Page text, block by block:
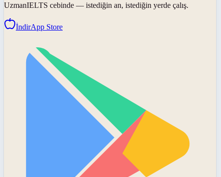
UzmanIELTS cebinde — istediğin an, istediğin yerde çalış.
İndirApp Store